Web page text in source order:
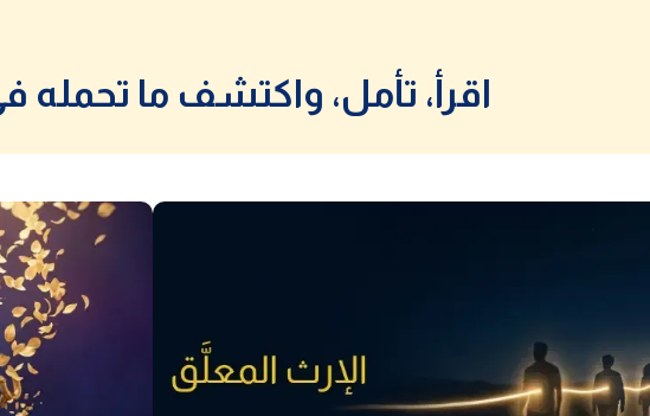
اقرأ، تأمل، واكتشف ما تحمله